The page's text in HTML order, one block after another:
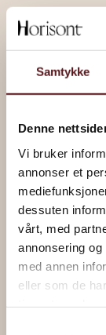
Samtykke
Denne
Vi bruker
annonser et
dessuten
vårt, med
annonsering
med annen
eller som de
“Under